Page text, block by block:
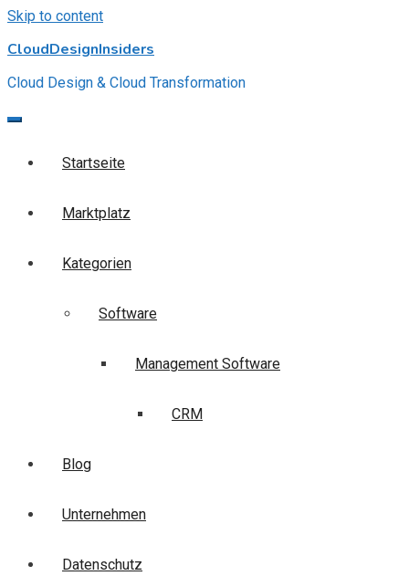
Skip to content
CloudDesignInsiders
Cloud Design & Cloud Transformation
Startseite
Marktplatz
Kategorien
Software
Management Software
CRM
Blog
Unternehmen
Datenschutz